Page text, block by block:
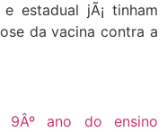
estadual jÃ¡ tinham
da vacina contra a
9Âº ano do ensino